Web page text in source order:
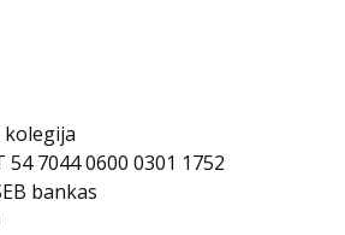
7044 0600 0301 1752
bankas